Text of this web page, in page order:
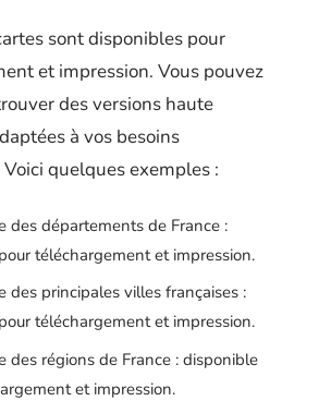
sont disponibles pour
et impression. Vous pouvez
des versions haute
à vos besoins
quelques exemples :
des départements de France :
téléchargement et impression.
des principales villes françaises :
téléchargement et impression.
des régions de France : disponible
et impression.